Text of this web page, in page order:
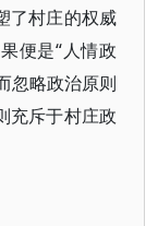
了村庄的权威
便是“人情政
忽略政治原则
充斥于村庄政